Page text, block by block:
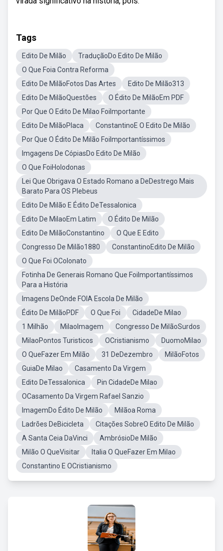
Tags
Edito De Milão
TraduçãoDo Edito De Milão
O Que Foia Contra Reforma
Edito De MilãoFotos Das Artes
Edito De Milão313
Edito De MilãoQuestões
O Édito De MilãoEm PDF
Por Que O Edito De Milao FoiImportante
Edito De MilãoPlaca
ConstantinoE O Edito De Milão
Por Que O Édito De Milão FoiImportantíssimos
Imgagens De CópiasDo Edito De Milão
O Que FoiHolodonas
Lei Que Obrigava O Estado Romano a DeDestrego Mais
Barato Para OS Plebeus
Edito De Milão E Édito DeTessalonica
Edito De MilaoEm Latim
O Édito De Milão
Edito De MilãoConstantino
O Que E Edito
Congresso De Milão1880
ConstantinoEdito De Milão
O Que Foi OColonato
Fotinha De Generais Romano Que FoiImportantíssimos
Para a História
Imagens DeOnde FOIA Escola De Milão
Édito De MilãoPDF
O Que Foi
CidadeDe Milao
1 Milhão
MilaoImagem
Congresso De MilãoSurdos
MilaoPontos Turisticos
OCristianismo
DuomoMilao
O QueFazer Em Milão
31 DeDezembro
MilãoFotos
GuiaDe Milao
Casamento Da Virgem
Edito DeTessalonica
Pin CidadeDe Milao
OCasamento Da Virgem Rafael Sanzio
ImagemDo Édito De Milão
Milãoa Roma
Ladrões DeBicicleta
Citações SobreO Edito De Milão
A Santa Ceia DaVinci
AmbrósioDe Milão
Milão O QueVisitar
Italia O QueFazer Em Milao
Constantino E OCristianismo